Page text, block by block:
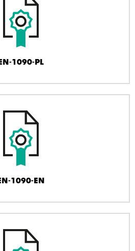
EN-1090-PL
1090-EN